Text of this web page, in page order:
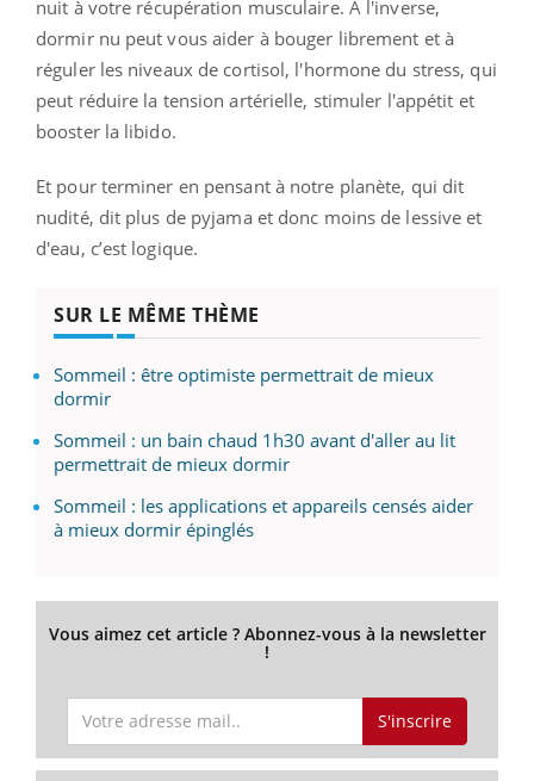
nuit à votre récupération musculaire. À l'inverse,
dormir nu peut vous aider à bouger librement et à
réguler les niveaux de cortisol, l'hormone du stress, qui
peut réduire la tension artérielle, stimuler l'appétit et
booster la libido.
Et pour terminer en pensant à notre planète, qui dit
nudité, dit plus de pyjama et donc moins de lessive et
d'eau, c’est logique.
SUR LE MÊME THÈME
Sommeil : être optimiste permettrait de mieux
dormir
Sommeil : un bain chaud 1h30 avant d'aller au lit
permettrait de mieux dormir
Sommeil : les applications et appareils censés aider
à mieux dormir épinglés
Vous aimez cet article ? Abonnez-vous à la newsletter
!
S'inscrire